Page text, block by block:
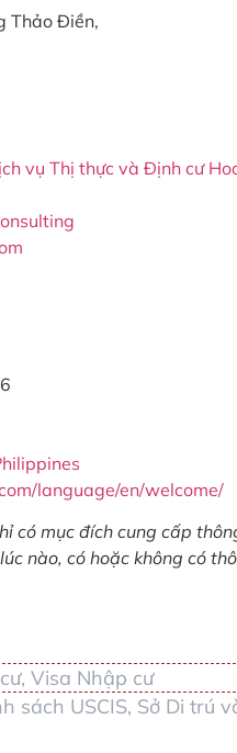
Thảo Điền,
vụ Thị thực và Định cư
language/en/welcome/
có mục đích cung cấp
nào, có hoặc không có
, Visa Nhập cư
sách USCIS, Sở Di trú